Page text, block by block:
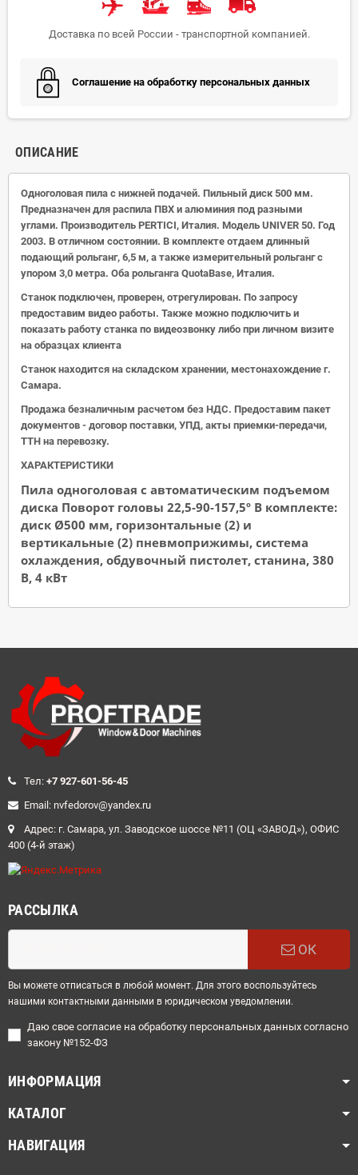
Доставка по всей России - транспортной компанией.
Соглашение на обработку персональных данных
ОПИСАНИЕ
Одноголовая пила с нижней подачей. Пильный диск 500 мм.
Предназначен для распила ПВХ и алюминия под разными
углами. Производитель PERTICI, Италия. Модель UNIVER 50. Год
2003. В отличном состоянии. В комплекте отдаем длинный
подающий рольганг, 6,5 м, а также измерительный рольганг с
упором 3,0 метра. Оба рольганга QuotaBase, Италия.
Станок подключен, проверен, отрегулирован. По запросу
предоставим видео работы. Также можно подключить и
показать работу станка по видеозвонку либо при личном визите
на образцах клиента
Станок находится на складском хранении, местонахождение г.
Самара.
Продажа безналичным расчетом без НДС. Предоставим пакет
документов - договор поставки, УПД, акты приемки-передачи,
ТТН на перевозку.
ХАРАКТЕРИСТИКИ
Пила одноголовая с автоматическим подъемом
диска Поворот головы 22,5-90-157,5º В комплекте:
диск Ø500 мм, горизонтальные (2) и
вертикальные (2) пневмоприжимы, система
охлаждения, обдувочный пистолет, станина, 380
В, 4 кВт
Teл: +7 927-601-56-45
Email: nvfedorov@yandex.ru
Адрес: г. Самара, ул. Заводское шоссе №11 (ОЦ «ЗАВОД»), ОФИС
400 (4-й этаж)
РАССЫЛКА
ОК
Вы можете отписаться в любой момент. Для этого воспользуйтесь
нашими контактными данными в юридическом уведомлении.
Даю свое согласие на обработку персональных данных согласно
закону №152-ФЗ
ИНФОРМАЦИЯ
КАТАЛОГ
НАВИГАЦИЯ